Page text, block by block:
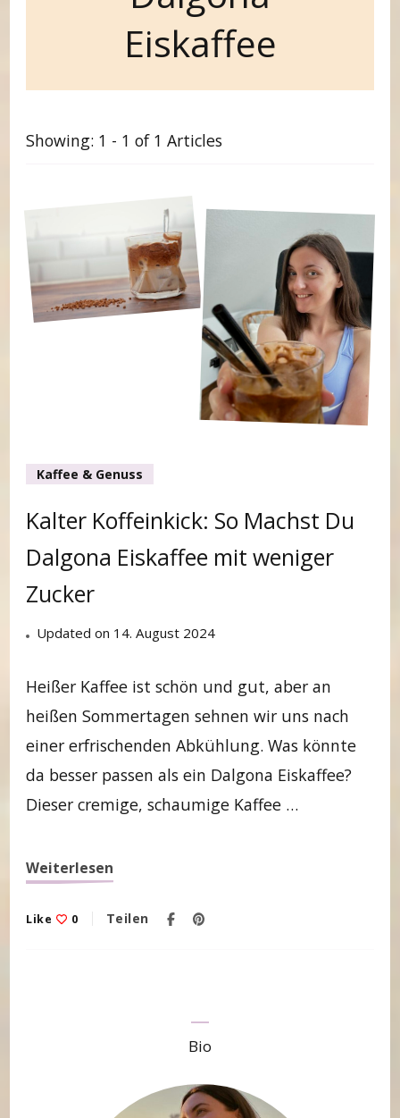
Eiskaffee
Showing: 1 - 1 of 1 Articles
Kaffee & Genuss
Kalter Koffeinkick: So Machst Du
Dalgona Eiskaffee mit weniger
Zucker
Updated on 14. August 2024
Heißer Kaffee ist schön und gut, aber an
heißen Sommertagen sehnen wir uns nach
einer erfrischenden Abkühlung. Was könnte
da besser passen als ein Dalgona Eiskaffee?
Dieser cremige, schaumige Kaffee …
Weiterlesen
Like 0 Teilen
Bio